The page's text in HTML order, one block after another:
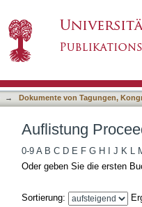
→
Dokumente von Tagungen,
Auflistung
0-9 A B C D E F G H J K L
Oder geben Sie die ersten
Sortierung: